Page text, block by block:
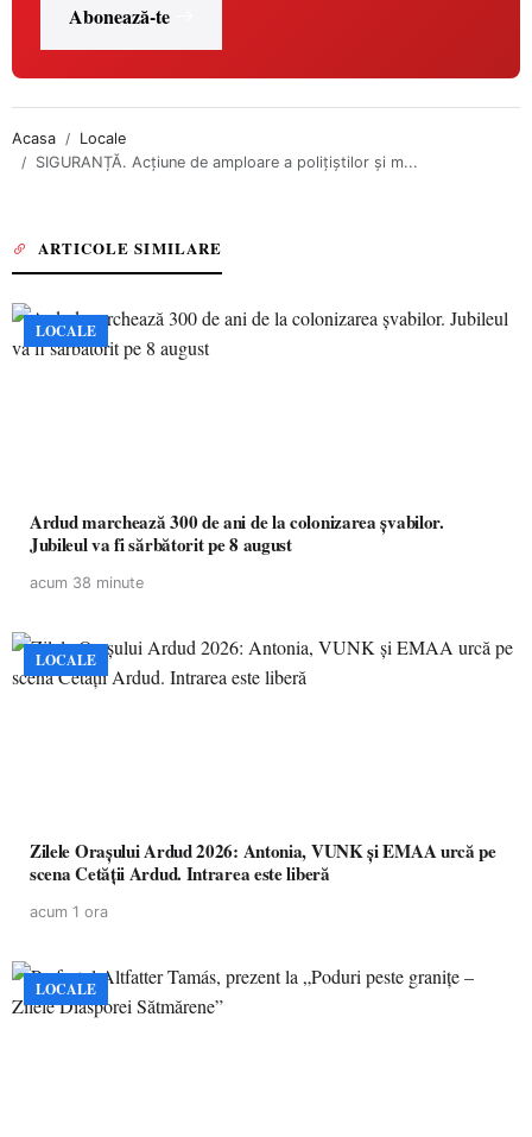
Abonează-te
Acasa
Locale
SIGURANȚĂ. Acțiune de amploare a polițiștilor și m...
ARTICOLE SIMILARE
LOCALE
Ardud marchează 300 de ani de la colonizarea șvabilor.
Jubileul va fi sărbătorit pe 8 august
acum 38 minute
LOCALE
Zilele Orașului Ardud 2026: Antonia, VUNK și EMAA urcă pe
scena Cetății Ardud. Intrarea este liberă
acum 1 ora
LOCALE